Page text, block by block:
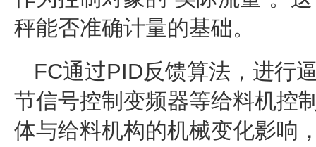
秤能否准确计量的基础。
FC通过PID反馈算法，进行
节信号控制变频器等给料机控
体与给料机构的机械变化影响